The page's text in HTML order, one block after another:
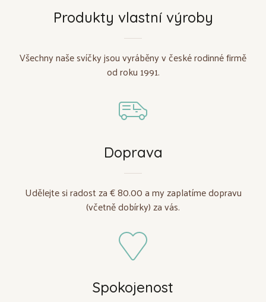
Produkty vlastní výroby
Všechny naše svíčky jsou vyráběny v české rodinné firmě
od roku 1991.
Doprava
Udělejte si radost za € 80.00 a my zaplatíme dopravu
(včetně dobírky) za vás.
Spokojenost